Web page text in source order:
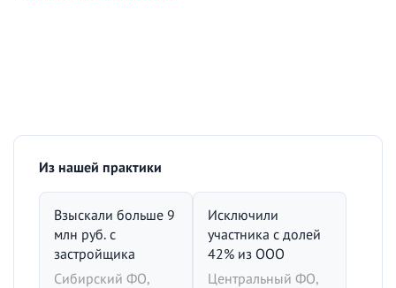
Из нашей практики
Взыскали больше 9
млн руб. с
застройщика
Сибирский ФО,
Исключили
участника с долей
42% из ООО
Центральный ФО,